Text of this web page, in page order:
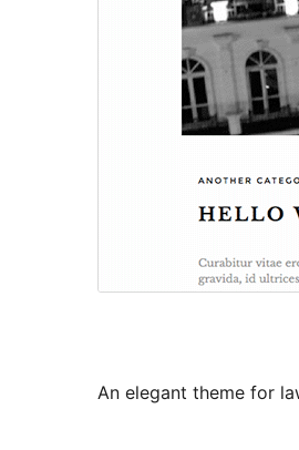
An elegant theme for